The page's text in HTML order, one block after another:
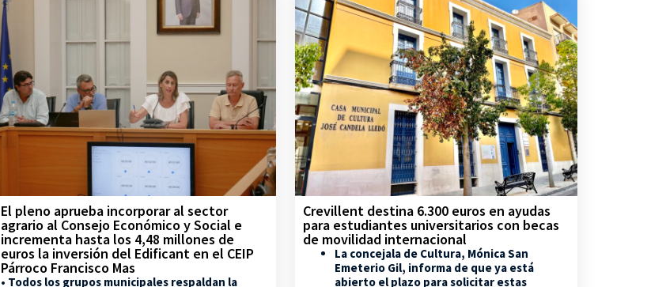
El pleno aprueba incorporar al sector
agrario al Consejo Económico y Social e
incrementa hasta los 4,48 millones de
euros la inversión del Edificant en el CEIP
Párroco Francisco Mas
• Todos los grupos municipales respaldan la
Crevillent destina 6.300 euros en ayudas
para estudiantes universitarios con becas
de movilidad internacional
La concejala de Cultura, Mónica San
Emeterio Gil, informa de que ya está
abierto el plazo para solicitar estas